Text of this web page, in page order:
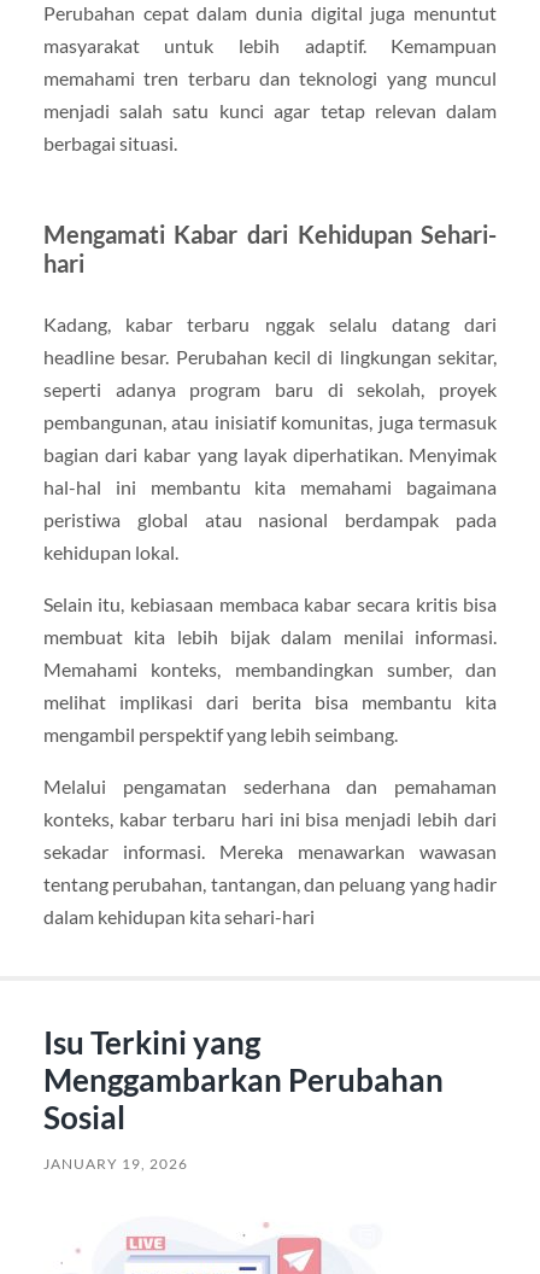
Perubahan cepat dalam dunia digital juga menuntut
masyarakat untuk lebih adaptif. Kemampuan
memahami tren terbaru dan teknologi yang muncul
menjadi salah satu kunci agar tetap relevan dalam
berbagai situasi.
Mengamati Kabar dari Kehidupan Sehari-
hari
Kadang, kabar terbaru nggak selalu datang dari
headline besar. Perubahan kecil di lingkungan sekitar,
seperti adanya program baru di sekolah, proyek
pembangunan, atau inisiatif komunitas, juga termasuk
bagian dari kabar yang layak diperhatikan. Menyimak
hal-hal ini membantu kita memahami bagaimana
peristiwa global atau nasional berdampak pada
kehidupan lokal.
Selain itu, kebiasaan membaca kabar secara kritis bisa
membuat kita lebih bijak dalam menilai informasi.
Memahami konteks, membandingkan sumber, dan
melihat implikasi dari berita bisa membantu kita
mengambil perspektif yang lebih seimbang.
Melalui pengamatan sederhana dan pemahaman
konteks, kabar terbaru hari ini bisa menjadi lebih dari
sekadar informasi. Mereka menawarkan wawasan
tentang perubahan, tantangan, dan peluang yang hadir
dalam kehidupan kita sehari-hari
Isu Terkini yang
Menggambarkan Perubahan
Sosial
JANUARY 19, 2026